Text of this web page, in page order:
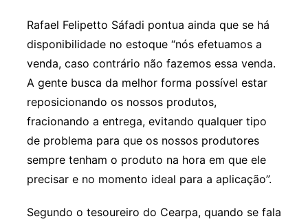
Rafael Felipetto Sáfadi pontua ainda que se há
disponibilidade no estoque “nós efetuamos a
venda, caso contrário não fazemos essa venda.
A gente busca da melhor forma possível estar
reposicionando os nossos produtos,
fracionando a entrega, evitando qualquer tipo
de problema para que os nossos produtores
sempre tenham o produto na hora em que ele
precisar e no momento ideal para a aplicação”.
Segundo o tesoureiro do Cearpa, quando se fala